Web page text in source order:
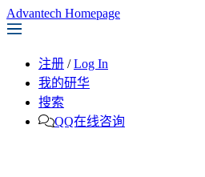
Advantech Homepage
注册 / Log In
我的研华
搜索
QQ在线咨询